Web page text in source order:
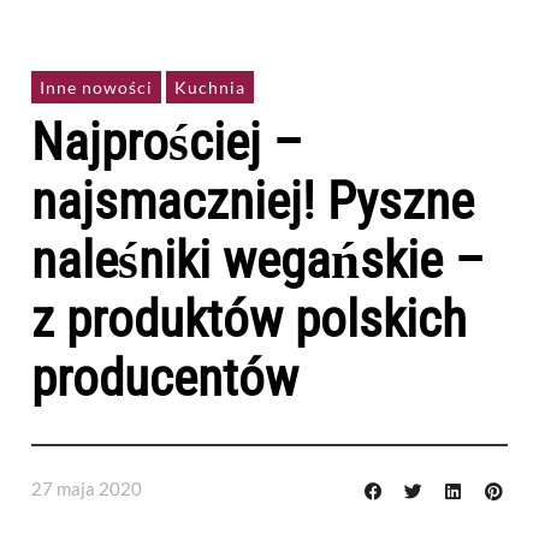
Inne nowości Kuchnia
Najprościej –
najsmaczniej! Pyszne
naleśniki wegańskie –
z produktów polskich
producentów
27 maja 2020